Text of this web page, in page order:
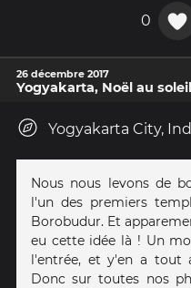
0
26 décembre 2017
Yogyakarta, Noël au
Yogyakarta City,
Nous nous levons de
l'un des premiers
Borobudur. Et
eu cette idée là ! Un
l'entrée, et y'en a tout
Donc sur toutes nos